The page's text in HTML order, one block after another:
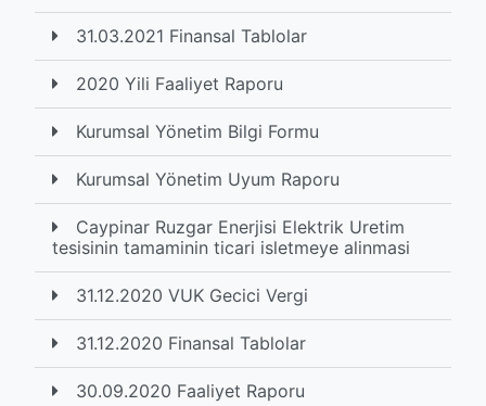
31.03.2021 Finansal Tablolar
2020 Yili Faaliyet Raporu
Kurumsal Yönetim Bilgi Formu
Kurumsal Yönetim Uyum Raporu
Caypinar Ruzgar Enerjisi Elektrik Uretim
tesisinin tamaminin ticari isletmeye alinmasi
31.12.2020 VUK Gecici Vergi
31.12.2020 Finansal Tablolar
30.09.2020 Faaliyet Raporu